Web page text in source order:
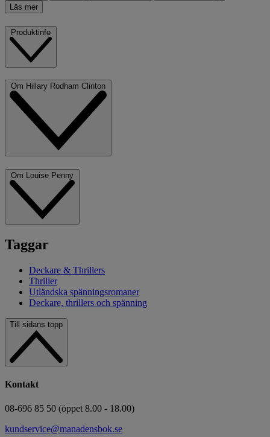
Läs mer
Taggar
Deckare & Thrillers
Thriller
Utländska spänningsromaner
Deckare, thrillers och spänning
Till sidans topp
Kontakt
08-696 85 50 (öppet 8.00 - 18.00)
kundservice@manadensbok.se